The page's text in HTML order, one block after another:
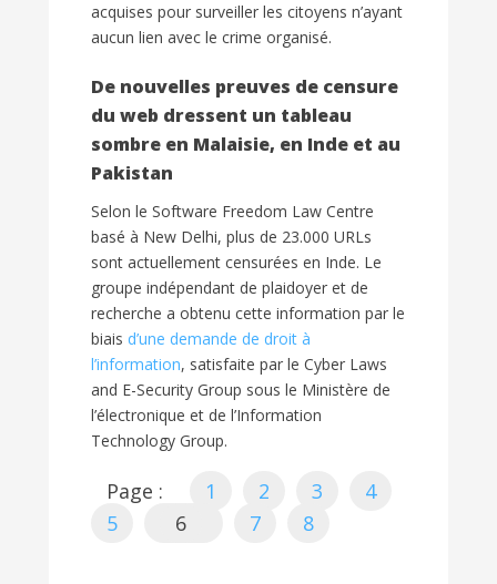
acquises pour surveiller les citoyens n’ayant
aucun lien avec le crime organisé.
De nouvelles preuves de censure
du web dressent un tableau
sombre en Malaisie, en Inde et au
Pakistan
Selon le Software Freedom Law Centre
basé à New Delhi, plus de 23.000 URLs
sont actuellement censurées en Inde. Le
groupe indépendant de plaidoyer et de
recherche a obtenu cette information par le
biais d’une demande de droit à
l’information, satisfaite par le Cyber Laws
and E-Security Group sous le Ministère de
l’électronique et de l’Information
Technology Group.
Page : 1 2 3
4
5
6 7 8